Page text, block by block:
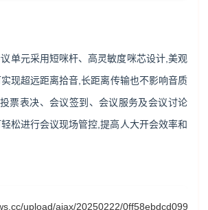
单元采用短咪杆、高灵敏度咪芯设计,美观
现超远距离拾音,长距离传输也不影响音质
票表决、会议签到、会议服务及会议讨论
松进行会议现场管控,提高人大开会效率和